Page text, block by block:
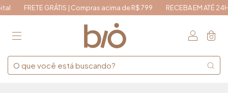
GRÁTIS | Compras acima de R$ 799 RECEBA EM ATÉ 24H | São
0